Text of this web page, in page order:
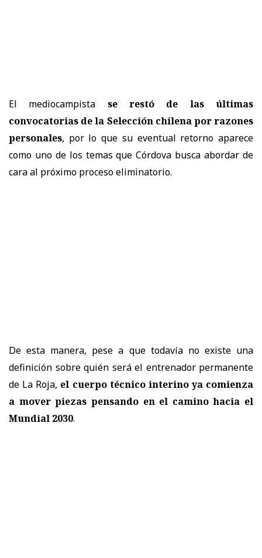
El mediocampista se restó de las últimas
convocatorias de la Selección chilena por razones
personales, por lo que su eventual retorno aparece
como uno de los temas que Córdova busca abordar de
cara al próximo proceso eliminatorio.
De esta manera, pese a que todavía no existe una
definición sobre quién será el entrenador permanente
de La Roja, el cuerpo técnico interino ya comienza
a mover piezas pensando en el camino hacia el
Mundial 2030.